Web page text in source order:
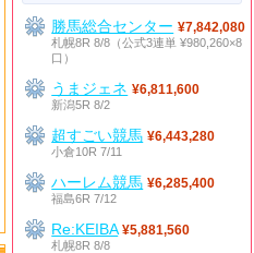
勝馬総合センター ¥7,842,080
札幌8R 8/8（公式3連単 ¥980,260×8
口）
うまジェネ ¥6,811,600
新潟5R 8/2
超すごい競馬 ¥6,443,280
小倉10R 7/11
ハーレム競馬 ¥6,285,400
福島6R 7/12
Re:KEIBA ¥5,881,560
札幌8R 8/8